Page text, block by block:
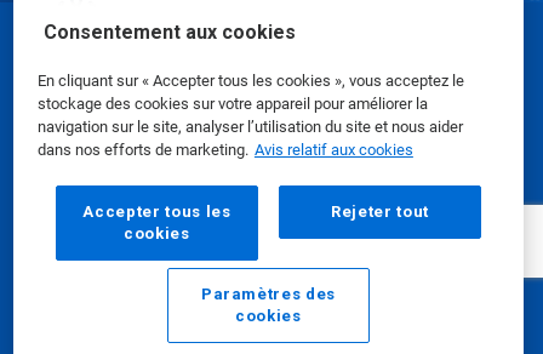
Consentement aux cookies
En cliquant sur « Accepter tous les cookies », vous acceptez le
stockage des cookies sur votre appareil pour améliorer la
navigation sur le site, analyser l’utilisation du site et nous aider
dans nos efforts de marketing. Avis relatif aux cookies
Accepter tous les
cookies
Rejeter tout
Paramètres des
cookies
Courriel Appeler
Fiches signalétiques|Politique de confidentialité
Modalités d'utilisation